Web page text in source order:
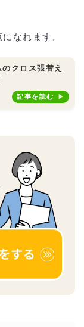
なれます。
クロス張替え
記事を読む